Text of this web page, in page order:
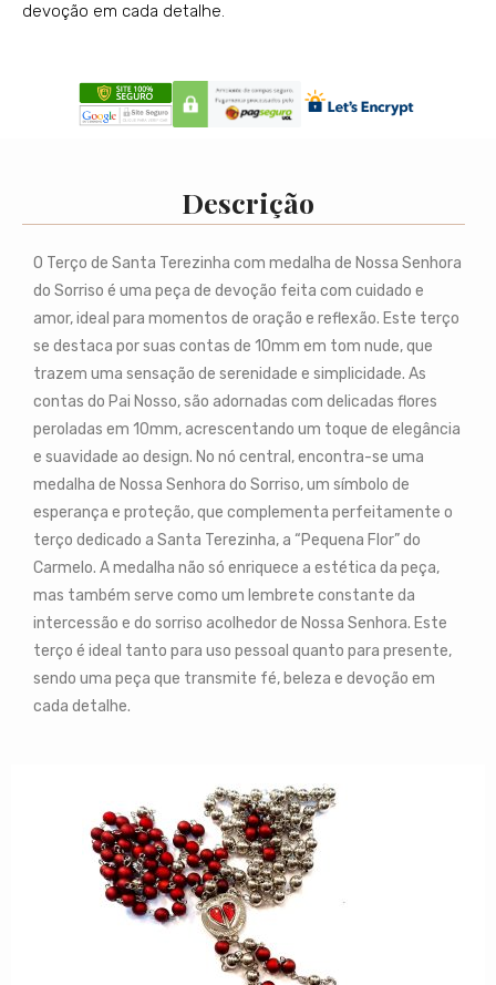
devoção em cada detalhe.
Descrição
O Terço de Santa Terezinha com medalha de Nossa Senhora
do Sorriso é uma peça de devoção feita com cuidado e
amor, ideal para momentos de oração e reflexão. Este terço
se destaca por suas contas de 10mm em tom nude, que
trazem uma sensação de serenidade e simplicidade. As
contas do Pai Nosso, são adornadas com delicadas flores
peroladas em 10mm, acrescentando um toque de elegância
e suavidade ao design. No nó central, encontra-se uma
medalha de Nossa Senhora do Sorriso, um símbolo de
esperança e proteção, que complementa perfeitamente o
terço dedicado a Santa Terezinha, a “Pequena Flor” do
Carmelo. A medalha não só enriquece a estética da peça,
mas também serve como um lembrete constante da
intercessão e do sorriso acolhedor de Nossa Senhora. Este
terço é ideal tanto para uso pessoal quanto para presente,
sendo uma peça que transmite fé, beleza e devoção em
cada detalhe.